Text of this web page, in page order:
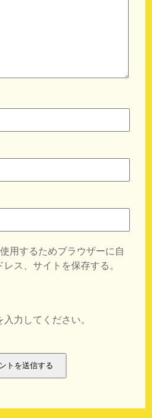
用するためブラウザーに自
ス、サイトを保存する。
力してください。